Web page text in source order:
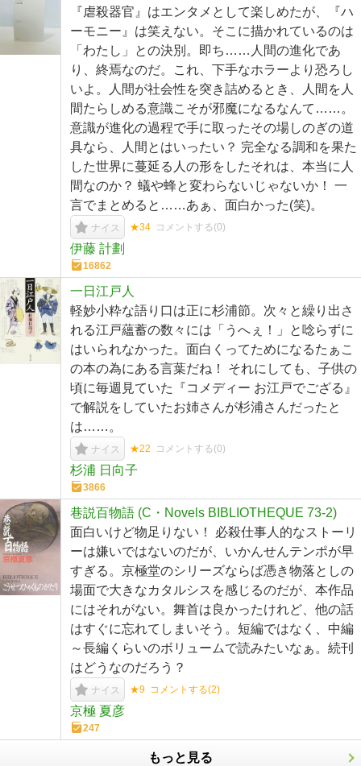
『虐殺器官』はエンタメとして楽しめたが、『ハ
ーモニー』は笑えない。そこに描かれているのは
「わたし」との決別。即ち……人間の進化であ
り、終焉なのだ。これ、下手なホラーより恐ろし
いよ。人間が社会性を突き詰めるとき、人間を人
間たらしめる意識こそが邪魔になるなんて……。
意識が進化の過程で手に取ったその場しのぎの道
具なら、人間とはいったい？ 完全なる調和を果た
した世界に蔓延る人の形をしたそれは、本当に人
間なのか？ 蟻や蜂と変わらないじゃないか！ 一
言でまとめると……あぁ、面白かった(笑)。
ナイス ★34 コメントする(0)
伊藤 計劃
16862
一日江戸人
軽妙小粋な語り口は正に杉浦節。次々と繰り出さ
れる江戸蘊蓄の数々には「うへぇ！」と唸らずに
はいられなかった。面白くってためになるたぁこ
の本の為にある言葉だね！ それにしても、子供の
頃に毎週見ていた『コメディー お江戸でござる』
で解説をしていたお姉さんが杉浦さんだったと
は……。
ナイス ★22 コメントする(0)
杉浦 日向子
3866
巷説百物語 (C・Novels BIBLIOTHEQUE 73-2)
面白いけど物足りない！ 必殺仕事人的なストーリ
ーは嫌いではないのだが、いかんせんテンポが早
すぎる。京極堂のシリーズならば憑き物落としの
場面で大きなカタルシスを感じるのだが、本作品
にはそれがない。舞首は良かったけれど、他の話
はすぐに忘れてしまいそう。短編ではなく、中編
～長編くらいのボリュームで読みたいなぁ。続刊
はどうなのだろう？
ナイス ★9 コメントする(2)
京極 夏彦
247
もっと見る